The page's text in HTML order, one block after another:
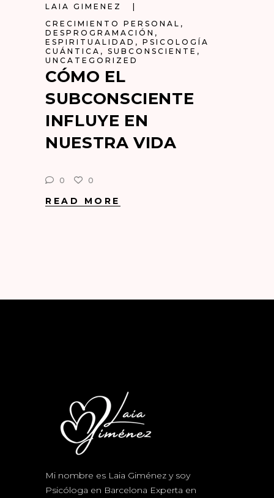
LAIA GIMENEZ
CRECIMIENTO PERSONAL ,
DESPROGRAMACIÓN ,
ESPIRITUALIDAD , PSICOLOGÍA
CUÁNTICA , SUBCONSCIENTE ,
UNCATEGORIZED
CÓMO EL
SUBCONSCIENTE
INFLUYE EN
NUESTRA VIDA
0 0
READ MORE
Mi nombre es Laia Giménez y soy
Psicóloga en Barcelona Experta en